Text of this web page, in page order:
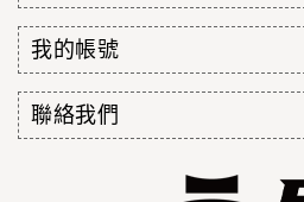
我的帳號
聯絡我們